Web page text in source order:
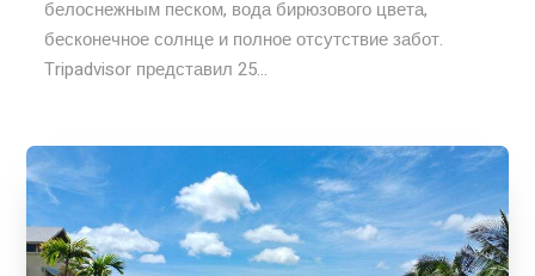
белоснежным песком, вода бирюзового цвета,
бесконечное солнце и полное отсутствие забот.
Tripadvisor представил 25...